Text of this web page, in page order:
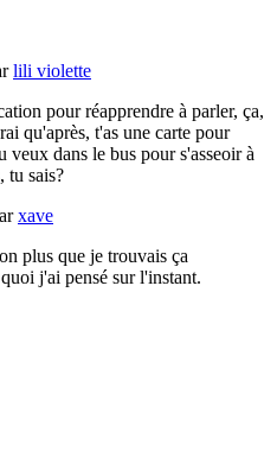
lili violette
pour réapprendre à parler, ça,
qu'après, t'as une carte pour
dans le bus pour s'asseoir à
tu sais?
xave
plus que je trouvais ça
j'ai pensé sur l'instant.